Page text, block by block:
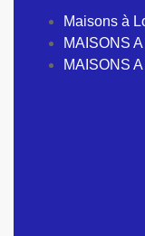
Maisons à
MAISONS
MAISONS